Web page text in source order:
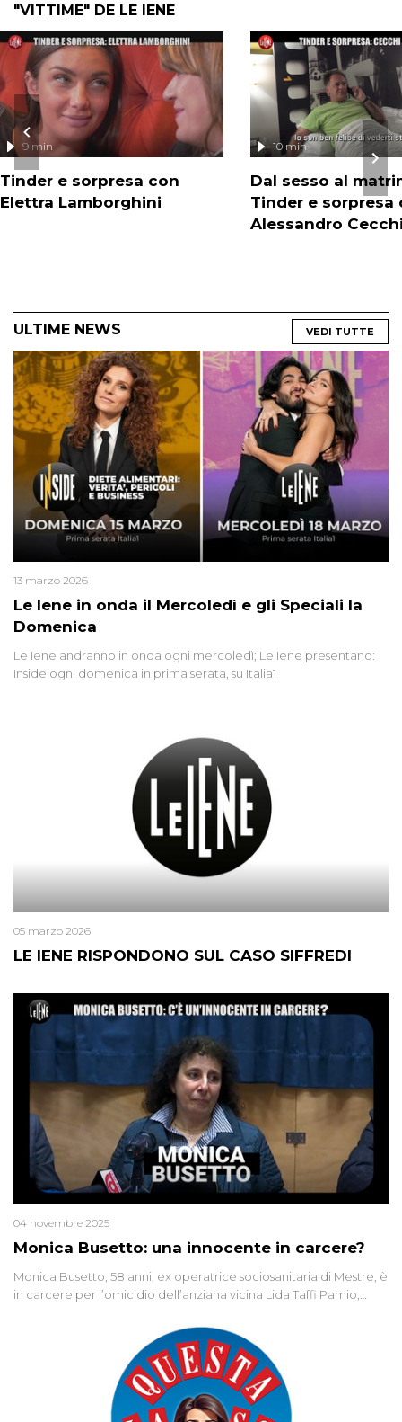
"VITTIME" DE LE IENE
Tinder e sorpresa con
Elettra Lamborghini
9 min
Dal sesso al
Tinder e sorpresa
Alessandro
10 min
ULTIME NEWS VEDI TUTTE
Le Iene in onda il Mercoledì e gli Speciali la
Domenica
13 marzo 2026
Le Iene andranno in onda ogni mercoledì; Le Iene presentano:
Inside ogni domenica in prima serata, su Italia1
LE IENE RISPONDONO SUL CASO SIFFREDI
05 marzo 2026
Monica Busetto: una innocente in carcere?
04 novembre 2025
Monica Busetto, 58 anni, ex operatrice sociosanitaria di Mestre, è
in carcere per l’omicidio dell’anziana vicina Lida Taffi Pamio,
minuscola su una collanina, Monica si proclama innocente. Nel
2015 un’altra donna confessa lo stesso delitto, poi ritratta. Due
colpevoli per un solo omicidio: errore giudiziario o giustizia